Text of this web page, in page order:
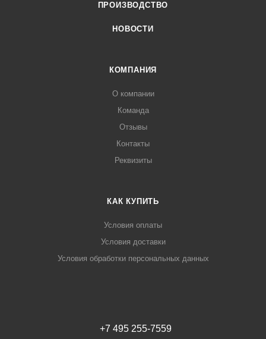
ПРОИЗВОДСТВО
НОВОСТИ
КОМПАНИЯ
О компании
Команда
Отзывы
Контакты
Реквизиты
КАК КУПИТЬ
Условия оплаты
Условия доставки
Условия обработки персональных данных
+7 495 255-7559